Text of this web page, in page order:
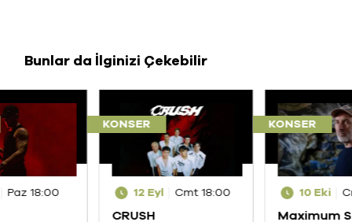
Bunlar da İlginizi Çekebilir
Paz 18:00
KONSER
12 Eyl Cmt 18:00
CRUSH
KONSER
10 Eki
Maximum